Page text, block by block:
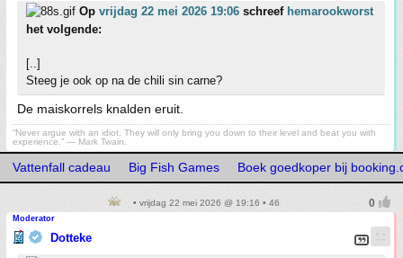
Op vrijdag 22 mei 2026 19:06 schreef hemarookworst
het volgende:
[..]
Steeg je ook op na de chili sin carne?
De maiskorrels knalden eruit.
“Never argue with an idiot. They will only bring you down to their level and beat you with
experience.” ― Mark Twain.
Vattenfall cadeau Big Fish Games Boek goedkoper bij
• vrijdag 22 mei 2026 @ 19:16 • 46
Moderator
Dotteke